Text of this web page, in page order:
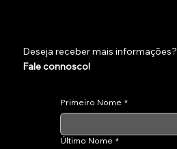
Deseja receber mais informações?
Fale connosco!
Primeiro Nome *
Último Nome *